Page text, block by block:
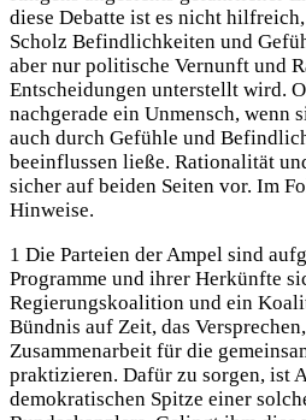
diese Debatte ist es nicht
Scholz Befindlichkeiten und
aber nur politische Vernunft und
Entscheidungen unterstellt wird.
nachgerade ein Unmensch, wenn
auch durch Gefühle und
beeinflussen ließe. Rationalität
sicher auf beiden Seiten vor. Im
Hinweise.
1 Die Parteien der Ampel sind
Programme und ihrer Herkünfte
Regierungskoalition und ein
Bündnis auf Zeit, das
Zusammenarbeit für die
praktizieren. Dafür zu sorgen, ist
demokratischen Spitze einer